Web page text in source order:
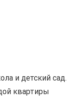
и детский сад.
квартиры